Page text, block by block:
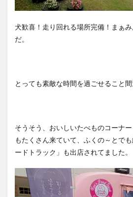
犬歓喜！走り回れる場所完備！まぁ
だ。
とっても素敵な時間を過ごせること間
そうそう、おいしいたべものコーナ
もたくさん来ていて、ふくの～とで
ードトラック」も出店されてました。